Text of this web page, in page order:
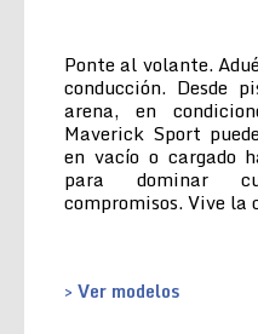
Ponte al volante.
conducción. Desde
arena, en
Maverick Sport
en vacío o cargado
para dominar
compromisos. Vive la
> Ver modelos